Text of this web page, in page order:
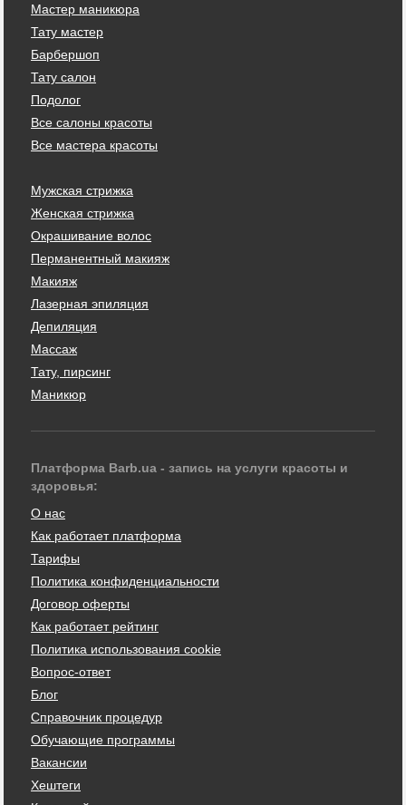
Мастер маникюра
Тату мастер
Барбершоп
Тату салон
Подолог
Все салоны красоты
Все мастера красоты
Мужская стрижка
Женская стрижка
Окрашивание волос
Перманентный макияж
Макияж
Лазерная эпиляция
Депиляция
Массаж
Тату, пирсинг
Маникюр
Платформа Barb.ua - запись на услуги красоты и
здоровья:
О нас
Как работает платформа
Тарифы
Политика конфиденциальности
Договор оферты
Как работает рейтинг
Политика использования cookie
Вопрос-ответ
Блог
Справочник процедур
Обучающие программы
Вакансии
Хештеги